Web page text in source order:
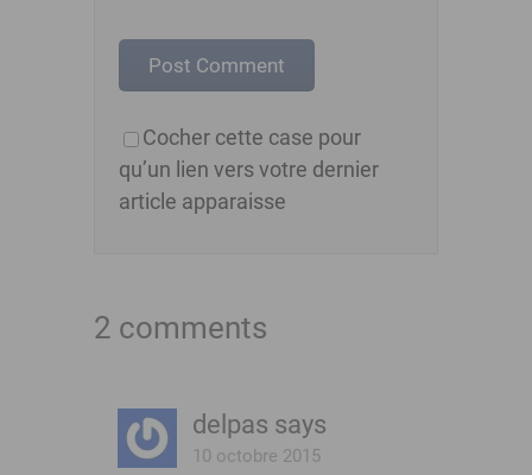
Cocher cette case pour
qu’un lien vers votre dernier
article apparaisse
2 comments
delpas says
10 octobre 2015